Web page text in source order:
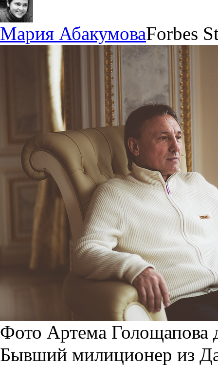
Мария АбакумоваForbes
Фото Артема Голощапова
Бывший милиционер из